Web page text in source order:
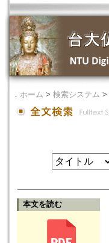
． ホーム > 検索システム >
本文を読む